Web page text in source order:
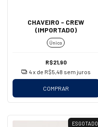
CHAVEIRO - CREW
(IMPORTADO)
Único
R$21,90
4x de R$5,48 sem juros
COMPRAR
ESGOTADO